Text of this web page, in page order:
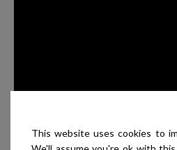
This website uses cookies to